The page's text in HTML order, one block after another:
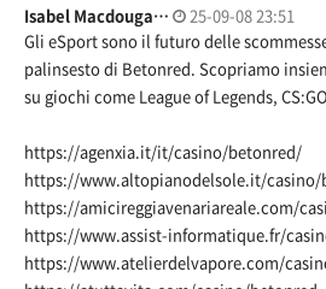
Isabel Macdouga…
25-09-08 23:51
Gli eSport sono il futuro delle
palinsesto di Betonred. Scopriamo
su giochi come League of Legends,
https://agenxia.it/it/casino/betonred/
https://www.altopianodelsole.it/
https://amicireggiavenariareale.com/
https://www.assist-informatique.fr/
https://www.atelierdelvapore.com/